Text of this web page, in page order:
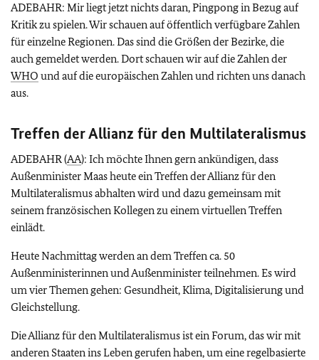
ADEBAHR: Mir liegt jetzt nichts daran, Pingpong in Bezug auf
Kritik zu spielen. Wir schauen auf öffentlich verfügbare Zahlen
für einzelne Regionen. Das sind die Größen der Bezirke, die
auch gemeldet werden. Dort schauen wir auf die Zahlen der
WHO und auf die europäischen Zahlen und richten uns danach
aus.
Treffen der Allianz für den Multilateralismus
ADEBAHR (AA): Ich möchte Ihnen gern ankündigen, dass
Außenminister Maas heute ein Treffen der Allianz für den
Multilateralismus abhalten wird und dazu gemeinsam mit
seinem französischen Kollegen zu einem virtuellen Treffen
einlädt.
Heute Nachmittag werden an dem Treffen ca. 50
Außenministerinnen und Außenminister teilnehmen. Es wird
um vier Themen gehen: Gesundheit, Klima, Digitalisierung und
Gleichstellung.
Die Allianz für den Multilateralismus ist ein Forum, das wir mit
anderen Staaten ins Leben gerufen haben, um eine regelbasierte